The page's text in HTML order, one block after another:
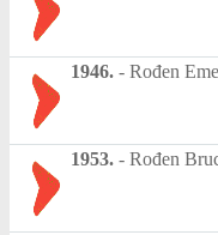
1946. - Rođen
1953. - Rođen